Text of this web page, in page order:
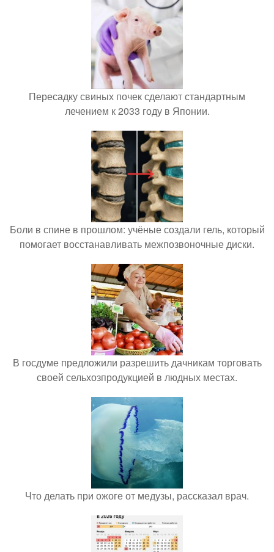
Пересадку свиных почек сделают стандартным
лечением к 2033 году в Японии.
Боли в спине в прошлом: учёные создали гель, который
помогает восстанавливать межпозвоночные диски.
В госдуме предложили разрешить дачникам торговать
своей сельхозпродукцией в людных местах.
Что делать при ожоге от медузы, рассказал врач.